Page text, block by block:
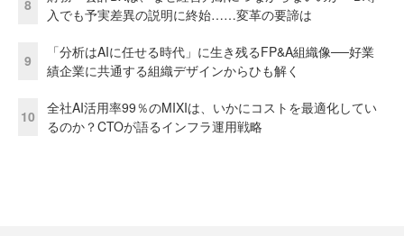
8
入でも予実差異の説明に終始……変革の要諦は
9
「分析はAIに任せる時代」に生き残るFP&A組織像──好業
績企業に共通する組織デザインからひも解く
10
全社AI活用率99％のMIXIは、いかにコストを最適化してい
るのか？CTOが語るインフラ運用戦略